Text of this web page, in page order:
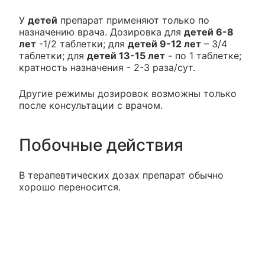
У детей препарат применяют только по
назначению врача. Дозировка для детей 6-8
лет -1/2 таблетки; для детей 9-12 лет – 3/4
таблетки; для детей 13-15 лет - по 1 таблетке;
кратность назначения - 2-3 раза/сут.
Другие режимы дозировок возможны только
после консультации с врачом.
Побочные действия
В терапевтических дозах препарат обычно
хорошо переносится.